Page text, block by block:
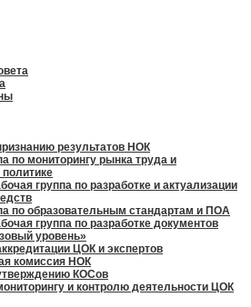
результатов НОК
по мониторингу рынка труда и
группа по разработке и актуализации
по образовательным стандартам и ПОА
группа по разработке документов
уровень»
ЦОК и экспертов
комиссия НОК
КОСов
и контролю деятельности ЦОК